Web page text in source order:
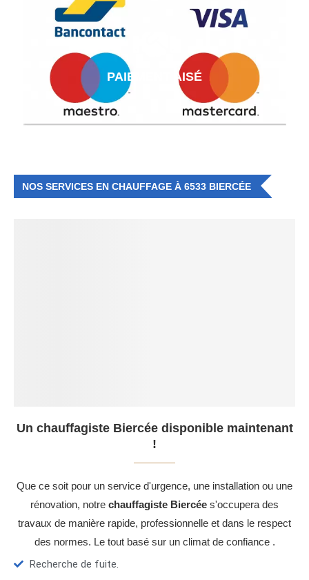
PAIEMENT AISÉ
NOS SERVICES EN CHAUFFAGE À 6533 BIERCÉE
Un chauffagiste Biercée disponible maintenant
!
Que ce soit pour un service d'urgence, une installation ou une
rénovation, notre chauffagiste Biercée s'occupera des
travaux de manière rapide, professionnelle et dans le respect
des normes. Le tout basé sur un climat de confiance .
Recherche de fuite.